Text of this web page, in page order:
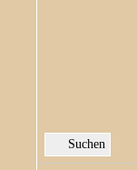
Suchen